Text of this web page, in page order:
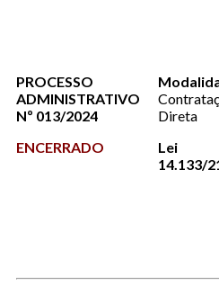
PROCESSO
ADMINISTRATIVO
Nº 013/2024
ENCERRADO
Direta
Lei
14.133/